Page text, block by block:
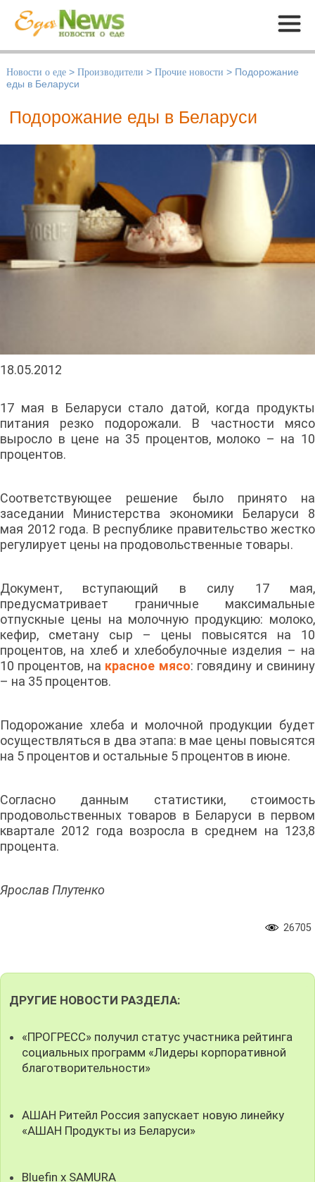
Меню
Новости о еде > Производители > Прочие новости > Подорожание
еды в Беларуси
Подорожание еды в Беларуси
18.05.2012
17 мая в Беларуси стало датой, когда продукты
питания резко подорожали. В частности мясо
выросло в цене на 35 процентов, молоко – на 10
процентов.
Соответствующее решение было принято на
заседании Министерства экономики Беларуси 8
мая 2012 года. В республике правительство жестко
регулирует цены на продовольственные товары.
Документ, вступающий в силу 17 мая,
предусматривает граничные максимальные
отпускные цены на молочную продукцию: молоко,
кефир, сметану сыр – цены повысятся на 10
процентов, на хлеб и хлебобулочные изделия – на
10 процентов, на красное мясо: говядину и свинину
– на 35 процентов.
Подорожание хлеба и молочной продукции будет
осуществляться в два этапа: в мае цены повысятся
на 5 процентов и остальные 5 процентов в июне.
Согласно данным статистики, стоимость
продовольственных товаров в Беларуси в первом
квартале 2012 года возросла в среднем на 123,8
процента.
Ярослав Плутенко
26705
ДРУГИЕ НОВОСТИ РАЗДЕЛА:
«ПРОГРЕСС» получил статус участника рейтинга
социальных программ «Лидеры корпоративной
благотворительности»
АШАН Ритейл Россия запускает новую линейку
«АШАН Продукты из Беларуси»
Bluefin x SAMURA